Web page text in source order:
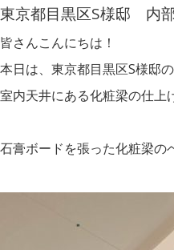
東京都目黒区S様邸 内
皆さんこんにちは！
本日は、東京都目黒区S様邸
室内天井にある化粧梁の仕上
石膏ボードを張った化粧梁の